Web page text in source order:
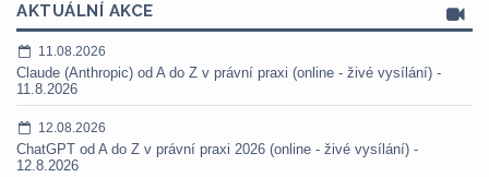
AKTUÁLNÍ AKCE
11.08.2026
Claude (Anthropic) od A do Z v právní praxi (online - živé vysílání) -
11.8.2026
12.08.2026
ChatGPT od A do Z v právní praxi 2026 (online - živé vysílání) -
12.8.2026